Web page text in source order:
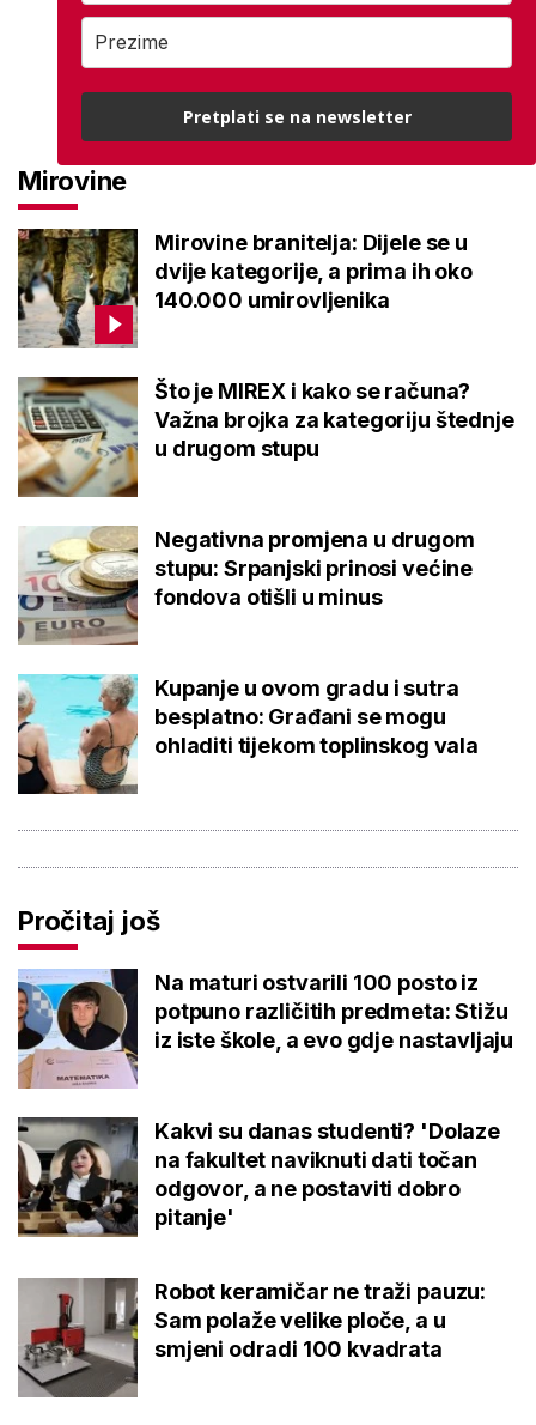
Mirovine
Mirovine branitelja: Dijele se u
dvije kategorije, a prima ih oko
140.000 umirovljenika
Što je MIREX i kako se računa?
Važna brojka za kategoriju štednje
u drugom stupu
Negativna promjena u drugom
stupu: Srpanjski prinosi većine
fondova otišli u minus
Kupanje u ovom gradu i sutra
besplatno: Građani se mogu
ohladiti tijekom toplinskog vala
Pročitaj još
Na maturi ostvarili 100 posto iz
potpuno različitih predmeta: Stižu
iz iste škole, a evo gdje nastavljaju
Kakvi su danas studenti? 'Dolaze
na fakultet naviknuti dati točan
odgovor, a ne postaviti dobro
pitanje'
Robot keramičar ne traži pauzu:
Sam polaže velike ploče, a u
smjeni odradi 100 kvadrata
Pretplati se na newsletter